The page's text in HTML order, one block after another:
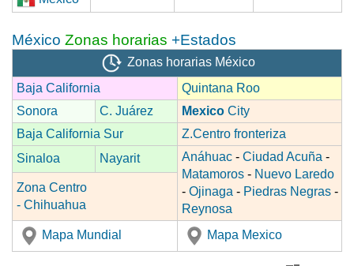
México Zonas horarias +Estados
Zonas horarias México
Baja California
Quintana Roo
Sonora
C. Juárez Mexico City
Baja California Sur
Z.Centro fronteriza
Sinaloa
Nayarit Anáhuac - Ciudad Acuña -
Matamoros - Nuevo Laredo
- Ojinaga - Piedras Negras -
Reynosa
Zona Centro
- Chihuahua
Mapa Mundial Mapa Mexico